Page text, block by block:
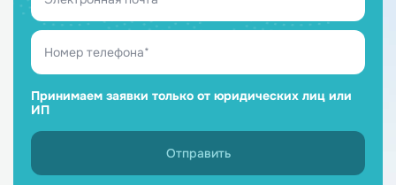
Принимаем заявки только от юридических лиц или
ИП